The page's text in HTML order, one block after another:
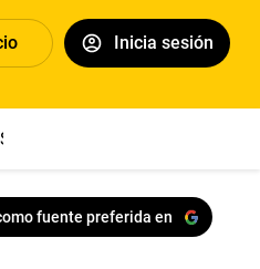
Inicia sesión
Boys
fuente preferida en